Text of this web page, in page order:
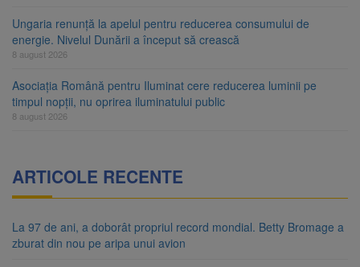
Ungaria renunță la apelul pentru reducerea consumului de
energie. Nivelul Dunării a început să crească
8 august 2026
Asociația Română pentru Iluminat cere reducerea luminii pe
timpul nopții, nu oprirea iluminatului public
8 august 2026
ARTICOLE RECENTE
La 97 de ani, a doborât propriul record mondial. Betty Bromage a
zburat din nou pe aripa unui avion